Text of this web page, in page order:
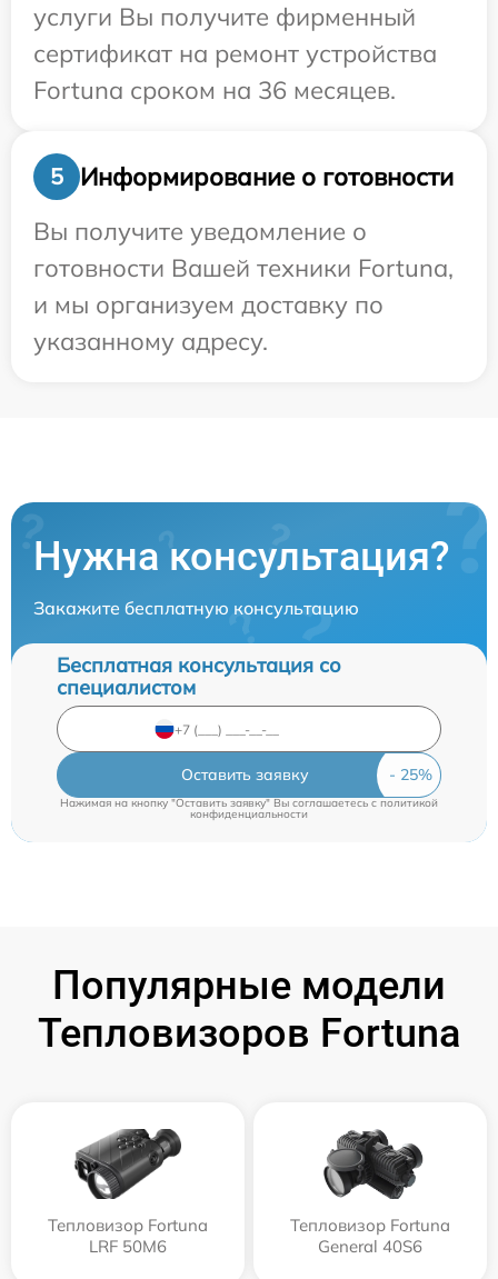
услуги Вы получите фирменный
сертификат на ремонт устройства
Fortuna сроком на 36 месяцев.
5
Информирование о готовности
Вы получите уведомление о
готовности Вашей техники Fortuna,
и мы организуем доставку по
указанному адресу.
Нужна консультация?
Закажите бесплатную консультацию
Бесплатная консультация со
специалистом
Оставить заявку
Нажимая на кнопку "Оставить заявку" Вы соглашаетесь c политикой
конфиденциальности
Популярные модели
Тепловизоров Fortuna
Тепловизор Fortuna
LRF 50M6
Тепловизор Fortuna
General 40S6